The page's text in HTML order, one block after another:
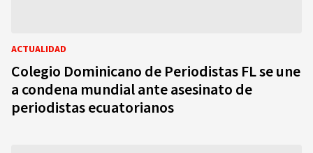
ACTUALIDAD
Colegio Dominicano de Periodistas FL se une
a condena mundial ante asesinato de
periodistas ecuatorianos